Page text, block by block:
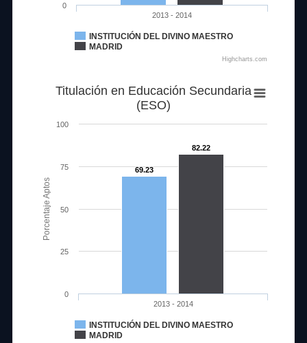
INSTITUCIÓN DEL DIVINO MAESTRO
MADRID
2013 - 2014
0
Highcharts.com
Porcentaje Aptos
Titulación en Educación Secundaria
(ESO)
69.23
82.22
INSTITUCIÓN DEL DIVINO MAESTRO
MADRID
2013 - 2014
0
25
50
75
100